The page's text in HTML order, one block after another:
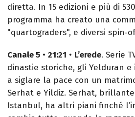
diretta. In 15 edizioni e più di
programma ha creato una
"quartograders", e diversi
Canale 5 • 21:21 • L’erede. Serie
dinastie storiche, gli Yelduran e
a siglare la pace con un
Serhat e Yildiz. Serhat,
Istanbul, ha altri piani finché